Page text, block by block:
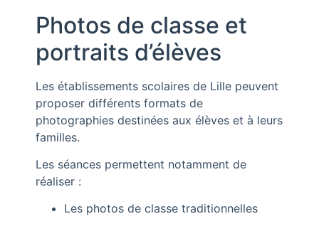
Photos de classe et
portraits d’élèves
Les établissements scolaires de Lille peuvent
proposer différents formats de
photographies destinées aux élèves et à leurs
familles.
Les séances permettent notamment de
réaliser :
Les photos de classe traditionnelles